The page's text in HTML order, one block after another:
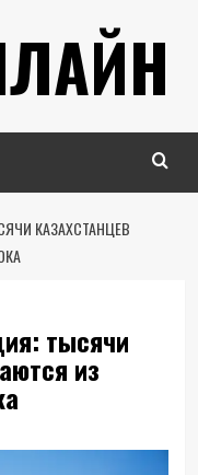
КАЗАХСТАНЦЕВ
тысячи
из